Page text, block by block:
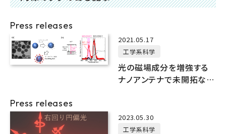
Press releases
2021.05.17
工学系科学
光の磁場成分を増強する
ナノアンテナで未開拓な光
Press releases
2023.05.30
工学系科学